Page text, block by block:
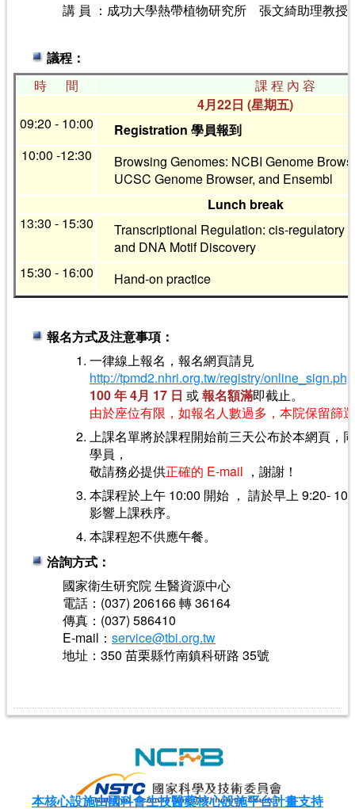
講 員 ：成功大學熱帶植物研究所 張文綺助理教授
議程：
時 間
課 程 內 容
4月22日 (星期五)
09:20 - 10:00
Registration 學員報到
10:00 -12:30
Browsing Genomes: NCBI Genome
UCSC Genome Browser, and Ensembl
Lunch break
13:30 - 15:30
Transcriptional Regulation: cis-regulatory
and DNA Motif Discovery
15:30 - 16:00
Hand-on practice
報名方式及注意事項：
一律線上報名，報名網頁請見
http://tpmd2.nhri.org.tw/registry/online_sign.php
100 年 4月 17 日 或報名額滿即截止。
由於座位有限，如報名人數過多，本院保留篩
上課名單將於課程開始前三天公布於本網頁，
學員，
敬請務必提供正確的 E-mail ，謝謝！
本課程於上午 10:00 開始 ， 請於早上 9:20-
影響上課秩序。
本課程恕不供應午餐。
洽詢方式：
國家衛生研究院 生醫資源中心
電話：(037) 206166 轉 36164
傳真：(037) 586410
E-mail： service@tbi.org.tw
地址：350 苗栗縣竹南鎮科研路 35號
本核心設施由國科會生技醫藥核心設施平台計畫支持